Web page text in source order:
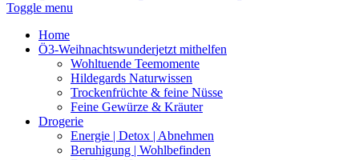
Toggle menu
Home
Ö3-Weihnachtswunderjetzt mithelfen
Wohltuende Teemomente
Hildegards Naturwissen
Trockenfrüchte & feine Nüsse
Feine Gewürze & Kräuter
Drogerie
Energie | Detox | Abnehmen
Beruhigung | Wohlbefinden